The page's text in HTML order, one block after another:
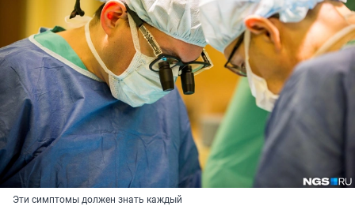
Эти симптомы должен знать каждый